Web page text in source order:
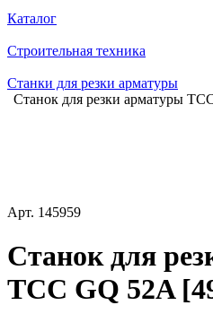
Каталог
Строительная техника
Станки для резки арматуры
Станок для резки арматуры
Арт. 145959
Станок для
ТСС GQ 52A